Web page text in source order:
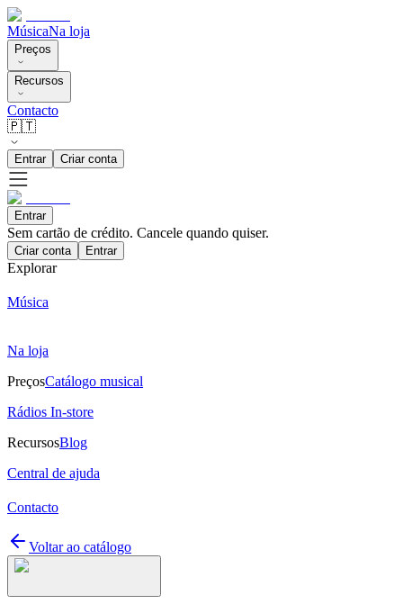
MúsicaNa loja
Preços
Recursos
Contacto
🇵🇹
Entrar Criar conta
Entrar
Sem cartão de crédito. Cancele quando quiser.
Criar conta Entrar
Explorar
Música
Na loja
PreçosCatálogo musical
Rádios In-store
RecursosBlog
Central de ajuda
Contacto
Voltar ao catálogo